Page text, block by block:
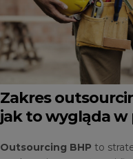
Zakres
jak to wygląda w
Outsourcing BHP to